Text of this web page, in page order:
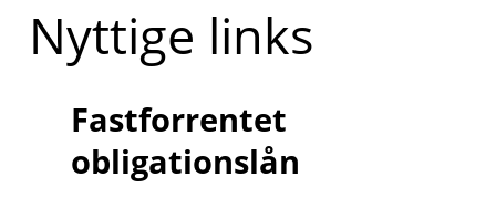
Nyttige links
Fastforrentet
obligationslån